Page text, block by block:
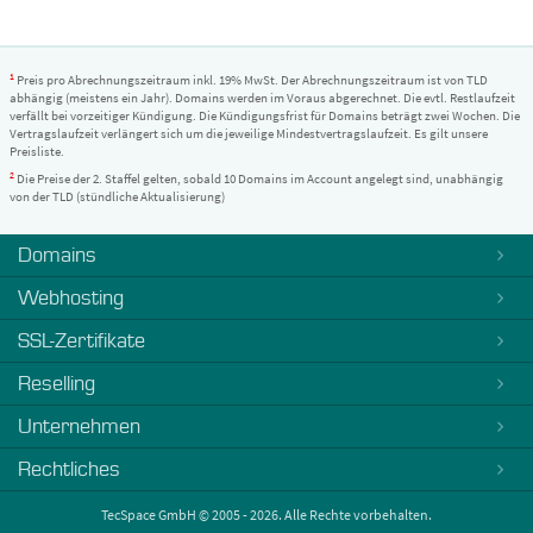
1Preis pro Abrechnungszeitraum inkl. 19% MwSt. Der Abrechnungszeitraum ist von TLD
abhängig (meistens ein Jahr). Domains werden im Voraus abgerechnet. Die evtl. Restlaufzeit
verfällt bei vorzeitiger Kündigung. Die Kündigungsfrist für Domains beträgt zwei Wochen. Die
Vertragslaufzeit verlängert sich um die jeweilige Mindestvertragslaufzeit. Es gilt unsere
Preisliste.
2Die Preise der 2. Staffel gelten, sobald 10 Domains im Account angelegt sind, unabhängig
von der TLD (stündliche Aktualisierung)
Domains
Webhosting
SSL-Zertifikate
Reselling
Unternehmen
Rechtliches
TecSpace GmbH © 2005 - 2026. Alle Rechte vorbehalten.